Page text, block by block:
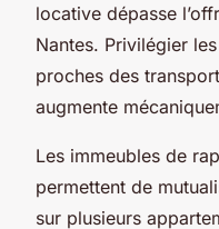
locative dépasse
Nantes. Privilégier
proches des
augmente
Les immeubles de
permettent de
sur plusieurs